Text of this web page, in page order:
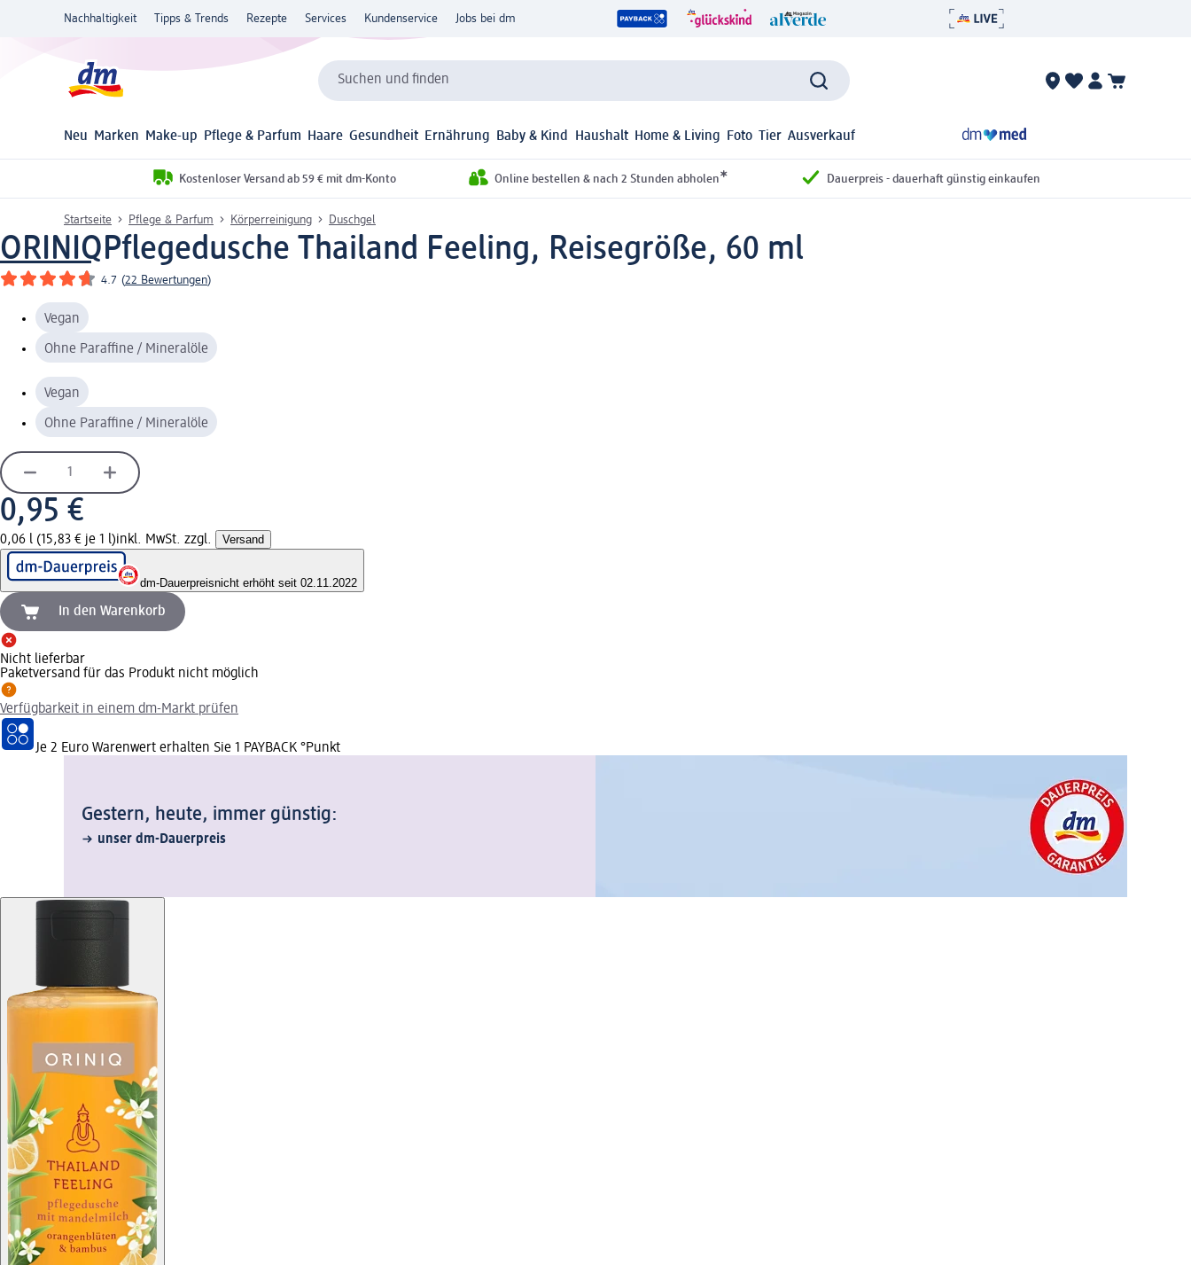
Nachhaltigkeit Tipps & Trends Rezepte Services Kundenservice Jobs bei dm
Suchen und finden
Neu Marken Make-up Pflege & Parfum Haare Gesundheit Ernährung Baby & Kind Haushalt Home & Living Foto Tier Ausverkauf
Kostenloser Versand ab 59 € mit dm-Konto Online bestellen & nach 2 Stunden abholen* Dauerpreis - dauerhaft günstig einkaufen
Startseite Pflege & Parfum Körperreinigung Duschgel
ORINIQPflegedusche Thailand Feeling, Reisegröße, 60 ml
4.7 (22 Bewertungen)
Vegan
Ohne Paraffine / Mineralöle
Vegan
Ohne Paraffine / Mineralöle
0,95 €
0,06 l (15,83 € je 1 l)inkl. MwSt. zzgl. Versand
dm-Dauerpreisnicht erhöht seit 02.11.2022
In den Warenkorb
Nicht lieferbar
Paketversand für das Produkt nicht möglich
Verfügbarkeit in einem dm-Markt prüfen
Je 2 Euro Warenwert erhalten Sie 1 PAYBACK °Punkt
Gestern, heute, immer günstig:
unser dm-Dauerpreis